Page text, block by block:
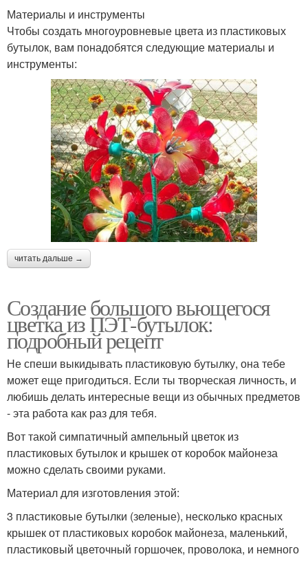
Материалы и инструменты
Чтобы создать многоуровневые цвета из пластиковых
бутылок, вам понадобятся следующие материалы и
инструменты:
читать дальше →
Создание большого вьющегося
цветка из ПЭТ-бутылок:
подробный рецепт
Не спеши выкидывать пластиковую бутылку, она тебе
может еще пригодиться. Если ты творческая личность, и
любишь делать интересные вещи из обычных предметов
- эта работа как раз для тебя.
Вот такой симпатичный ампельный цветок из
пластиковых бутылок и крышек от коробок майонеза
можно сделать своими руками.
Материал для изготовления этой:
3 пластиковые бутылки (зеленые), несколько красных
крышек от пластиковых коробок майонеза, маленький,
пластиковый цветочный горшочек, проволока, и немного